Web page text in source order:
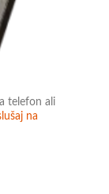
telefon ali
na